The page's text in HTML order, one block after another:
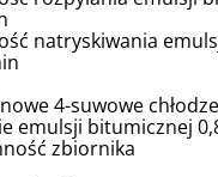
natryskiwania
4-suwowe
emulsji bitumicznej
zbiornika